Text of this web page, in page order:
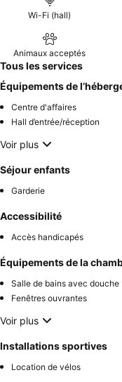
Wi-Fi (hall)
Animaux acceptés
Tous les services
Équipements de
Centre d'affaires
Hall d’entrée/réception
Voir plus
Séjour enfants
Garderie
Accessibilité
Accès handicapés
Équipements de la
Salle de bains avec douche
Fenêtres ouvrantes
Voir plus
Installations sportives
Location de vélos